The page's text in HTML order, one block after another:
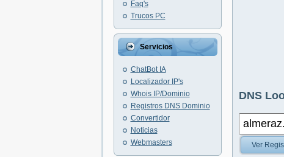
Faq's
Trucos PC
Servicios
ChatBot IA
Localizador IP's
Whois IP/Dominio
Registros DNS Dominio
Convertidor
Noticias
Webmasters
DNS
Ver